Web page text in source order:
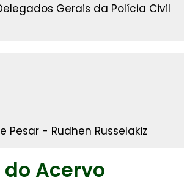
Gerais da Polícia Civil
Pesar - Rudhen Russelakiz
Acervo